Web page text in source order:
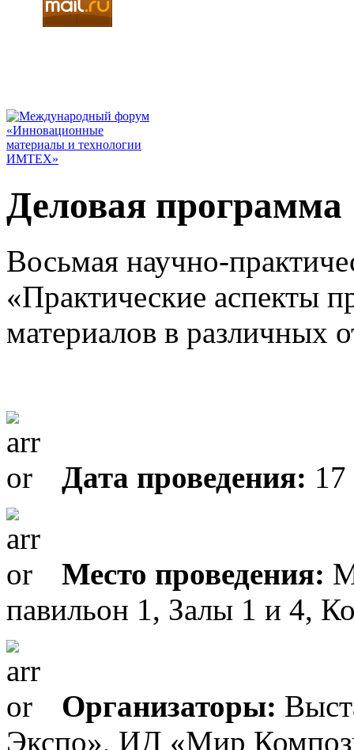
Деловая программа
Восьмая научно-
«Практические аспекты
материалов в различных
Дата проведения: 17
Место проведения:
павильон 1, Залы 1 и 4,
Организаторы:
Экспо», ИД «Мир